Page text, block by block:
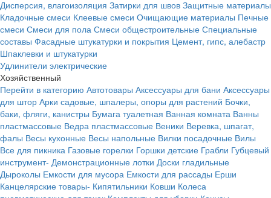
Дисперсия, влагоизоляция Затирки для швов Защитные материалы
Кладочные смеси Клеевые смеси Очищающие материалы Печные
смеси Смеси для пола Смеси общестроительные Специальные
составы Фасадные штукатурки и покрытия Цемент, гипс, алебастр
Шпаклевки и штукатурки
Удлинители электрические
Хозяйственный
Перейти в категорию Автотовары Аксессуары для бани Аксессуары
для штор Арки садовые, шпалеры, опоры для растений Бочки,
баки, фляги, канистры Бумага туалетная Ванная комната Ванны
пластмассовые Ведра пластмассовые Веники Веревка, шпагат,
фалы Весы кухонные Весы напольные Вилки посадочные Вилы
Все для пикника Газовые горелки Горшки детские Грабли Губцевый
инструмент- Демонстрационные лотки Доски гладильные
Дыроколы Емкости для мусора Емкости для рассады Ерши
Канцелярские товары- Кипятильники Ковши Колеса